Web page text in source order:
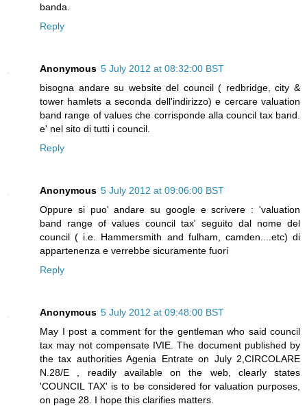
banda.
Reply
Anonymous 5 July 2012 at 08:32:00 BST
bisogna andare su website del council ( redbridge, city &
tower hamlets a seconda dell'indirizzo) e cercare valuation
band range of values che corrisponde alla council tax band.
e' nel sito di tutti i council.
Reply
Anonymous 5 July 2012 at 09:06:00 BST
Oppure si puo' andare su google e scrivere : 'valuation
band range of values council tax' seguito dal nome del
council ( i.e. Hammersmith and fulham, camden....etc) di
appartenenza e verrebbe sicuramente fuori
Reply
Anonymous 5 July 2012 at 09:48:00 BST
May I post a comment for the gentleman who said council
tax may not compensate IVIE. The document published by
the tax authorities Agenia Entrate on July 2,CIRCOLARE
N.28/E , readily available on the web, clearly states
'COUNCIL TAX' is to be considered for valuation purposes,
on page 28. I hope this clarifies matters.